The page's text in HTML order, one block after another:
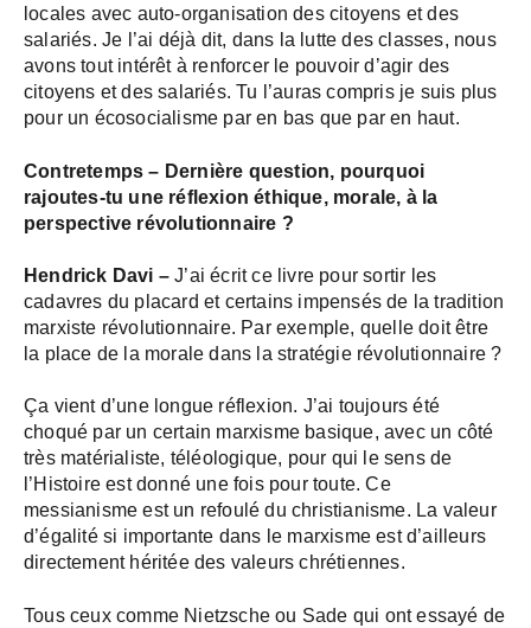
locales avec auto-organisation des citoyens et des
salariés. Je l’ai déjà dit, dans la lutte des classes, nous
avons tout intérêt à renforcer le pouvoir d’agir des
citoyens et des salariés. Tu l’auras compris je suis plus
pour un écosocialisme par en bas que par en haut.
Contretemps – Dernière question, pourquoi
rajoutes-tu une réflexion éthique, morale, à la
perspective révolutionnaire ?
Hendrick Davi – J’ai écrit ce livre pour sortir les
cadavres du placard et certains impensés de la tradition
marxiste révolutionnaire. Par exemple, quelle doit être
la place de la morale dans la stratégie révolutionnaire ?
Ça vient d’une longue réflexion. J’ai toujours été
choqué par un certain marxisme basique, avec un côté
très matérialiste, téléologique, pour qui le sens de
l’Histoire est donné une fois pour toute. Ce
messianisme est un refoulé du christianisme. La valeur
d’égalité si importante dans le marxisme est d’ailleurs
directement héritée des valeurs chrétiennes.
Tous ceux comme Nietzsche ou Sade qui ont essayé de